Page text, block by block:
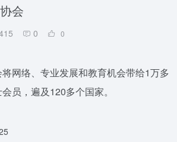
会
0 0
网络、专业发展和教育机会带给1万多
员，遍及120多个国家。